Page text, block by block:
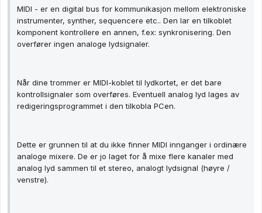
MIDI - er en digital bus for kommunikasjon mellom elektroniske
instrumenter, synther, sequencere etc.. Den lar en tilkoblet
komponent kontrollere en annen, f.ex: synkronisering. Den
overfører ingen analoge lydsignaler.
Når dine trommer er MIDI-koblet til lydkortet, er det bare
kontrollsignaler som overføres. Eventuell analog lyd lages av
redigeringsprogrammet i den tilkobla PCen.
Dette er grunnen til at du ikke finner MIDI innganger i ordinære
analoge mixere. De er jo laget for å mixe flere kanaler med
analog lyd sammen til et stereo, analogt lydsignal (høyre /
venstre).